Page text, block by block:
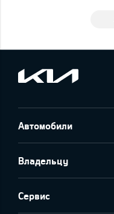
Автомобили
Владельцу
Сервис